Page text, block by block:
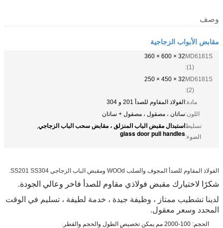
وصف
مقابض الأبواب الزجاجية
MD6181S
(1):
32 × 600 × 360
MD6181S
(2):
32 × 450 × 250
مادة:الفولاذ المقاوم للصدأ 201 و 304
اللون:ساتان ، مصقول ، مصقول + ساتان
تسليط
الضوء:
استبدال مقبض الباب المنزلق ، مقابض سحب الباب الزجاجي,
glass door pull handles
الفولاذ المقاوم للصدأ المجوف والصلب WOOd ومقبض الباب الزجاجي SS201 SS304.
شكرًا لاختيارك مقبض فولاذي مقاوم للصدأ فاخر وعالي الجودة.
لدينا تشطيب ممتاز ، وظيفة جيدة ، خدمة لطيفة ، تسليم في الوقت
المحدد وسعر معقول.
الحجم: 100-2000 مم يمكن تخصيص الطول والحجم والقطر.